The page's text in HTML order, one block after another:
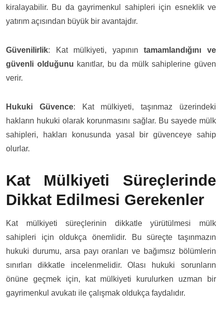
kiralayabilir. Bu da gayrimenkul sahipleri için esneklik ve
yatırım açısından büyük bir avantajdır.
Güvenilirlik: Kat mülkiyeti, yapınıntamamlandığını ve
güvenli olduğunu kanıtlar, bu da mülk sahiplerine güven
verir.
Hukuki Güvence: Kat mülkiyeti, taşınmaz üzerindeki
hakların hukuki olarak korunmasını sağlar. Bu sayede mülk
sahipleri, hakları konusunda yasal bir güvenceye sahip
olurlar.
Kat Mülkiyeti Süreçlerinde
Dikkat Edilmesi Gerekenler
Kat mülkiyeti süreçlerinin dikkatle yürütülmesi mülk
sahipleri için oldukça önemlidir. Bu süreçte taşınmazın
hukuki durumu, arsa payı oranları ve bağımsız bölümlerin
sınırları dikkatle incelenmelidir. Olası hukuki sorunların
önüne geçmek için, kat mülkiyeti kurulurken uzman bir
gayrimenkul avukatı ile çalışmak oldukça faydalıdır.